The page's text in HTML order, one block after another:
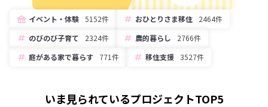
イベント・体験 5152件 おひとりさま移住
2464件
のびのび子育て
2324件 農的暮らし
2766件
庭がある家で暮らす
771件 移住支援 3527件
いま見られているプロジェクトTOP5